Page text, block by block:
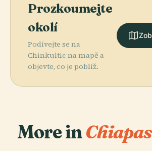
Prozkoumejte
okolí
Podívejte se na
Chinkultic na mapě a
objevte, co je poblíž.
More in